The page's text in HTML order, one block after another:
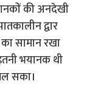
की अनदेखी
द्वार
का सामान रखा
भयानक थी
सका।